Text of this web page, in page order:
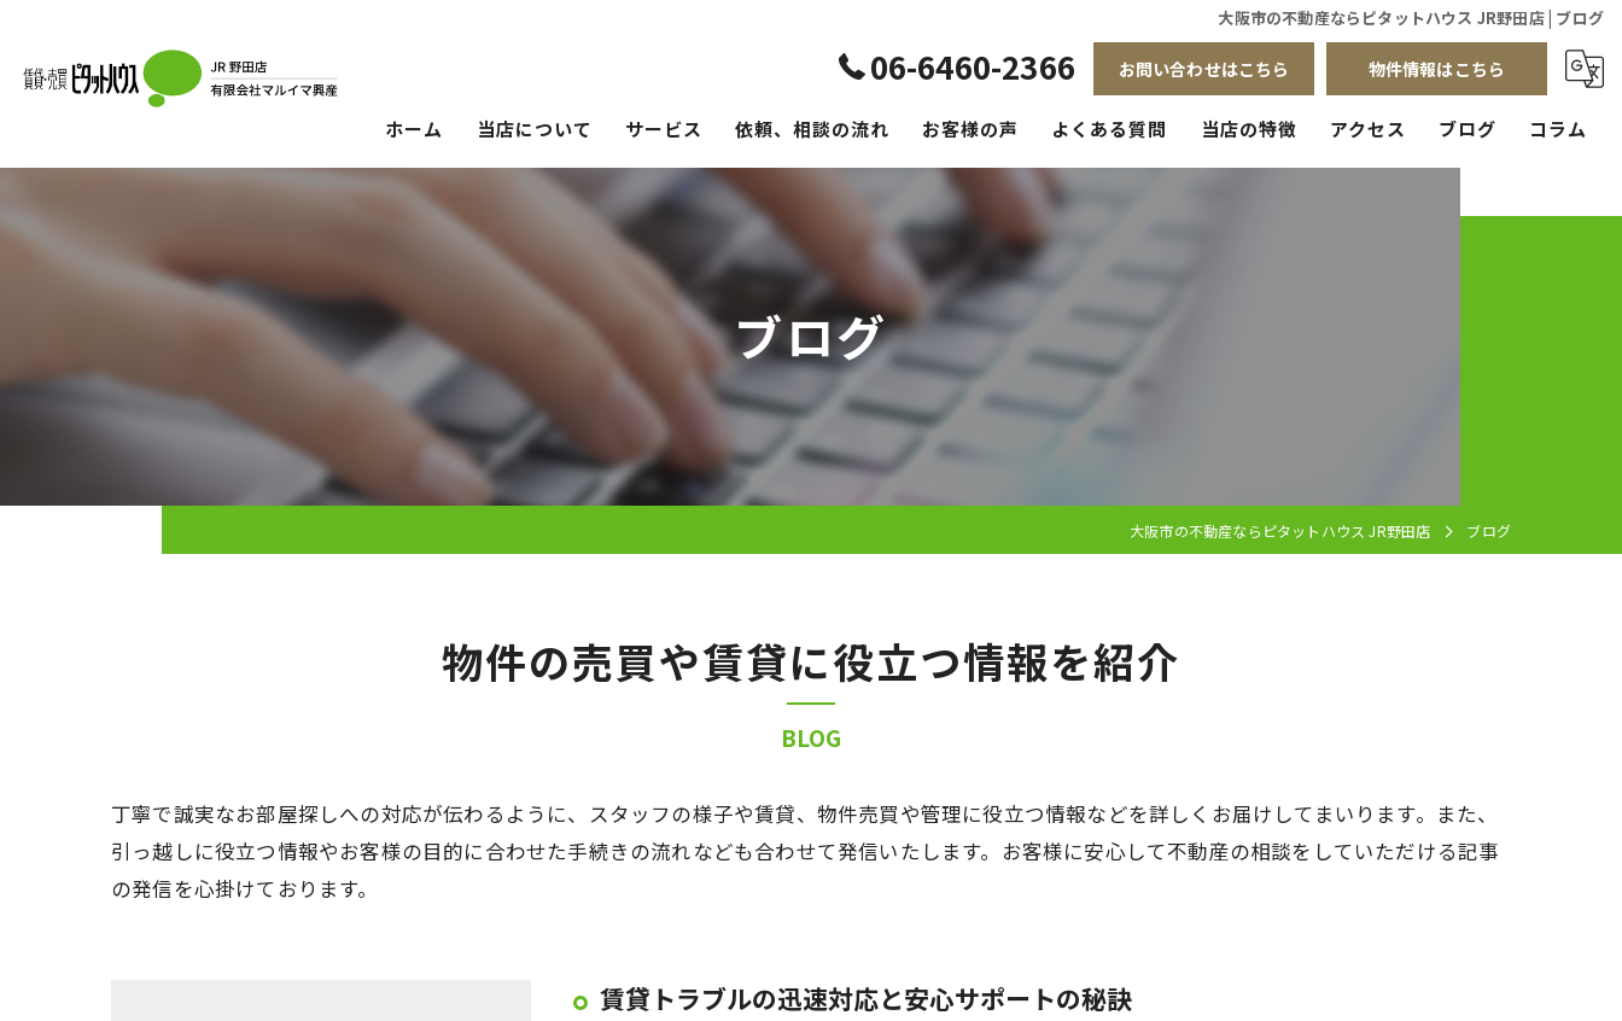
大阪市の不動産ならピタットハウス JR野田店 | ブログ
06-6460-2366 お問い合わせはこちら 物件情報はこちら
ホーム 当店について サービス 依頼、相談の流れ お客様の声 よくある質問 当店の特徴 アクセス ブログ コラム
ブログ
大阪市の不動産ならピタットハウス JR野田店 ブログ
物件の売買や賃貸に役立つ情報を紹介
BLOG
丁寧で誠実なお部屋探しへの対応が伝わるように、スタッフの様子や賃貸、物件売買や管理に役立つ情報などを詳しくお届けしてまいります。また、
引っ越しに役立つ情報やお客様の目的に合わせた手続きの流れなども合わせて発信いたします。お客様に安心して不動産の相談をしていただける記事
の発信を心掛けております。
賃貸トラブルの迅速対応と安心サポートの秘訣